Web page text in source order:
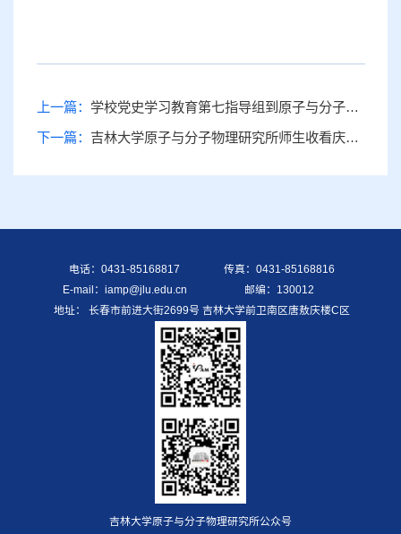
上一篇： 学校党史学习教育第七指导组到原子与分子物理研究所指导教工第二党支部召开专题组织生活会
下一篇： 吉林大学原子与分子物理研究所师生收看庆祝中国共产党成立100周年大会
电话：0431-85168817
传真：0431-85168816
E-mail：iamp@jlu.edu.cn
邮编：130012
地址： 长春市前进大街2699号 吉林大学前卫南区唐敖庆楼C区
吉林大学原子与分子物理研究所公众号